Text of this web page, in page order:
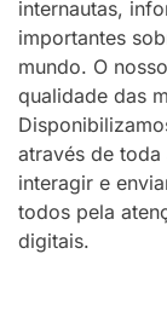
internautas,
importantes
mundo. O
qualidade das
através de toda
interagir e
todos pela
digitais.